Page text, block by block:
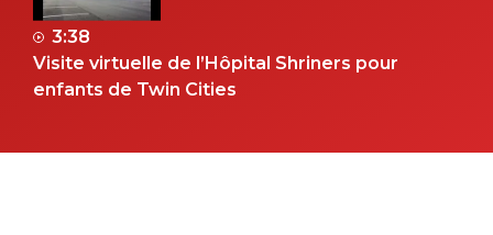
3:38
Visite virtuelle de l’Hôpital Shriners pour
enfants de Twin Cities